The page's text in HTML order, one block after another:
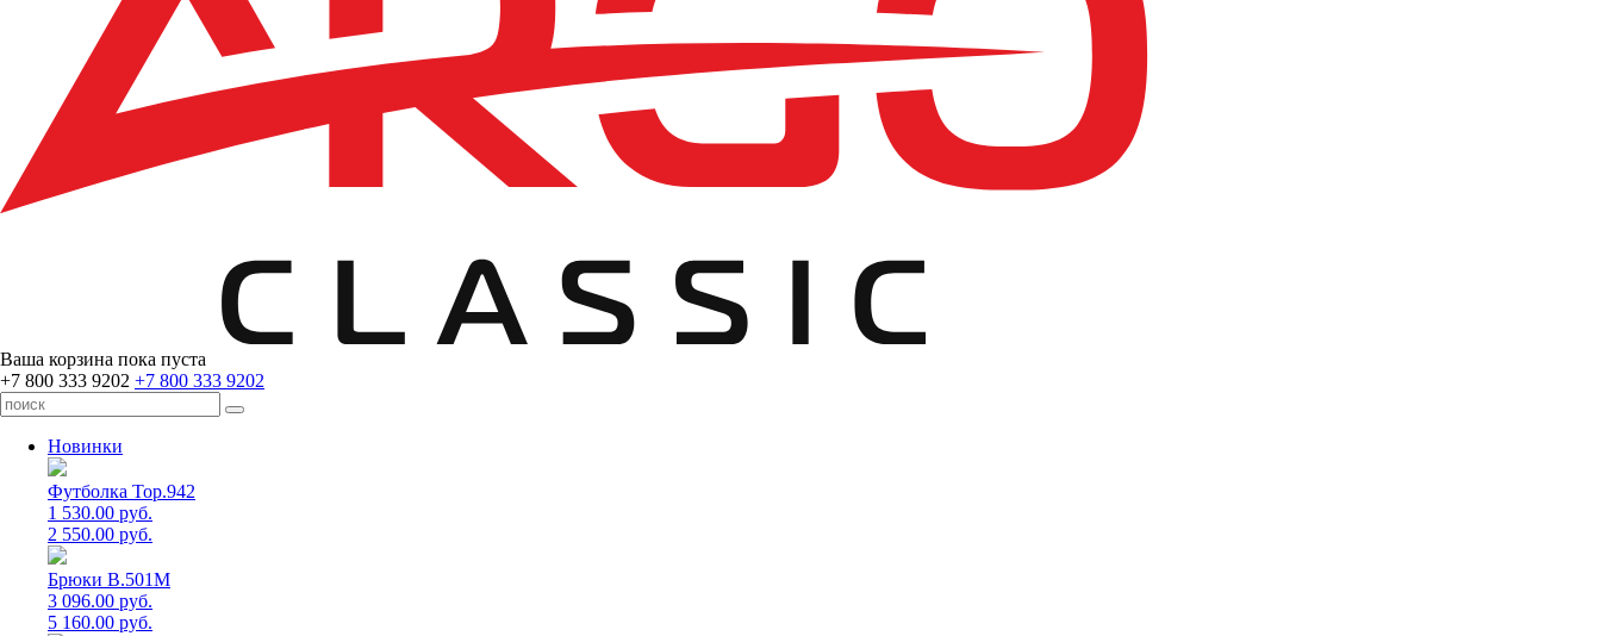
Ваша корзина пока пуста
+7 800 333 9202 +7 800 333 9202
Новинки
Футболка Top.942
1 530.00 руб.
2 550.00 руб.
Брюки B.501M
3 096.00 руб.
5 160.00 руб.